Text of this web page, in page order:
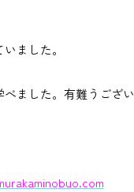
ました。
ました。有難うござい